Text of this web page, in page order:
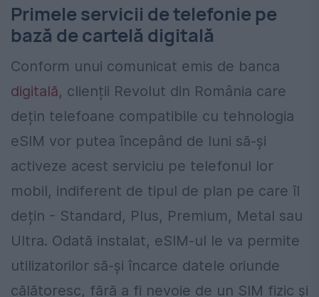
Primele servicii de telefonie pe
bază de cartelă digitală
Conform unui comunicat emis de banca
digitală, clienții Revolut din România care
dețin telefoane compatibile cu tehnologia
eSIM vor putea începând de luni să-și
activeze acest serviciu pe telefonul lor
mobil, indiferent de tipul de plan pe care îl
dețin - Standard, Plus, Premium, Metal sau
Ultra. Odată instalat, eSIM-ul le va permite
utilizatorilor să-și încarce datele oriunde
călătoresc, fără a fi nevoie de un SIM fizic și